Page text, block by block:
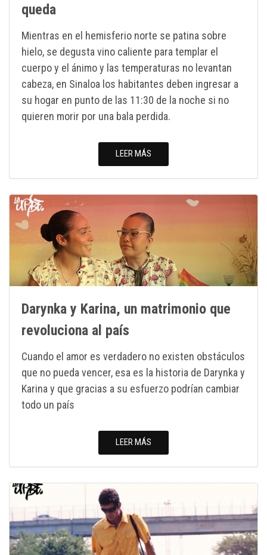
queda
Mientras en el hemisferio norte se patina sobre
hielo, se degusta vino caliente para templar el
cuerpo y el ánimo y las temperaturas no levantan
cabeza, en Sinaloa los habitantes deben ingresar a
su hogar en punto de las 11:30 de la noche si no
quieren morir por una bala perdida.
LEER MÁS
Darynka y Karina, un matrimonio que
revoluciona al país
Cuando el amor es verdadero no existen obstáculos
que no pueda vencer, esa es la historia de Darynka y
Karina y que gracias a su esfuerzo podrían cambiar
todo un país
LEER MÁS